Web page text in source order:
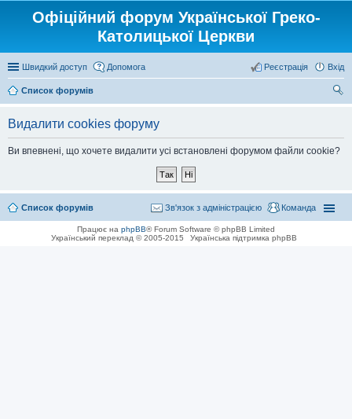
Офіційний форум Української Греко-
Католицької Церкви
Швидкий доступ Допомога Вхід
Реєстрація
Список форумів
Видалити cookies форуму
Ви впевнені, що хочете видалити усі встановлені форумом файли cookie?
Список форумів Команда
Зв'язок з адміністрацією
Працює на phpBB® Forum Software © phpBB Limited
Український переклад © 2005-2015
Українська підтримка phpBB